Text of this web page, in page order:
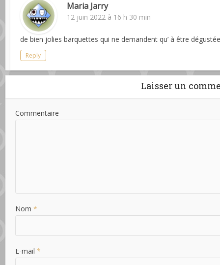
Maria Jarry
12 juin 2022 à 16 h 30 min
de bien jolies barquettes qui ne demandent qu’ à être
Reply
Laisser un
Commentaire
Nom*
E-mail*